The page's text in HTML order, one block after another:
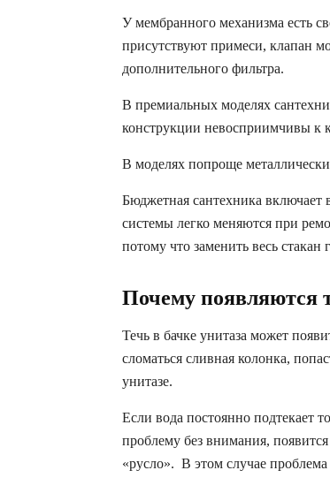
У мембранного механизма есть
присутствуют примеси, клапан
дополнительного фильтра.
В премиальных моделях
конструкции невосприимчивы к
В моделях попроще
Бюджетная сантехника включает
системы легко меняются при
потому что заменить весь
Почему появляются
Течь в бачке унитаза может
сломаться сливная колонка,
унитазе.
Если вода постоянно подтекает
проблему без внимания,
«русло». В этом случае